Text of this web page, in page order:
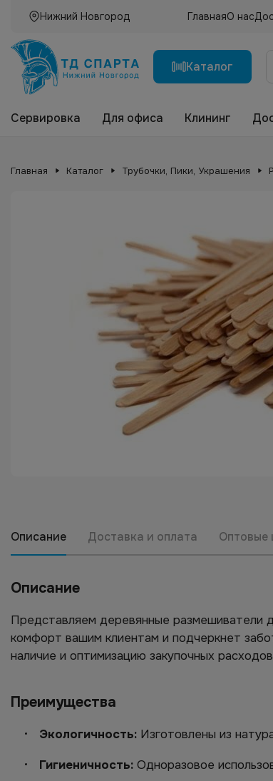
Нижний Новгород ГлавнаяО нас
Каталог
Сервировка Для офиса Клининг
Главная Каталог Трубочки, Пики, Украшения
Описание Доставка и оплата Оптовые
Описание
Представляем деревянные размешиватели
комфорт вашим клиентам и подчеркнет
наличие и оптимизацию закупочных
Преимущества
Экологичность: Изготовлены из
Гигиеничность: Одноразовое